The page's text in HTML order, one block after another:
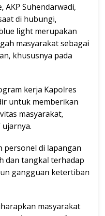
AKP Suhendarwadi,
di hubungi,
light merupakan
masyarakat sebagai
khususnya pada
kerja Kapolres
untuk memberikan
masyarakat,
ujarnya.
personel di lapangan
dan tangkal terhadap
gangguan ketertiban
masyarakat